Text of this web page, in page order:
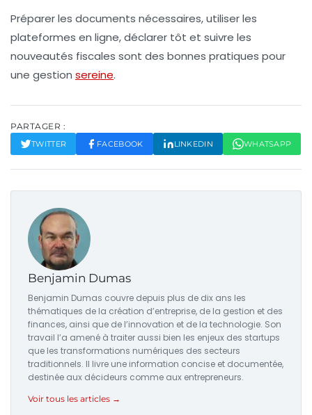
Préparer les documents nécessaires, utiliser les
plateformes en ligne, déclarer tôt et suivre les
nouveautés fiscales sont des bonnes pratiques pour
une gestion sereine.
PARTAGER :
TWITTER FACEBOOK LINKEDIN WHATSAPP
Benjamin Dumas
Benjamin Dumas couvre depuis plus de dix ans les
thématiques de la création d’entreprise, de la gestion et des
finances, ainsi que de l’innovation et de la technologie. Son
travail l’a amené à traiter aussi bien les enjeux des startups
que les transformations numériques des secteurs
traditionnels. Il livre une information concise et documentée,
destinée aux décideurs comme aux entrepreneurs.
Voir tous les articles →